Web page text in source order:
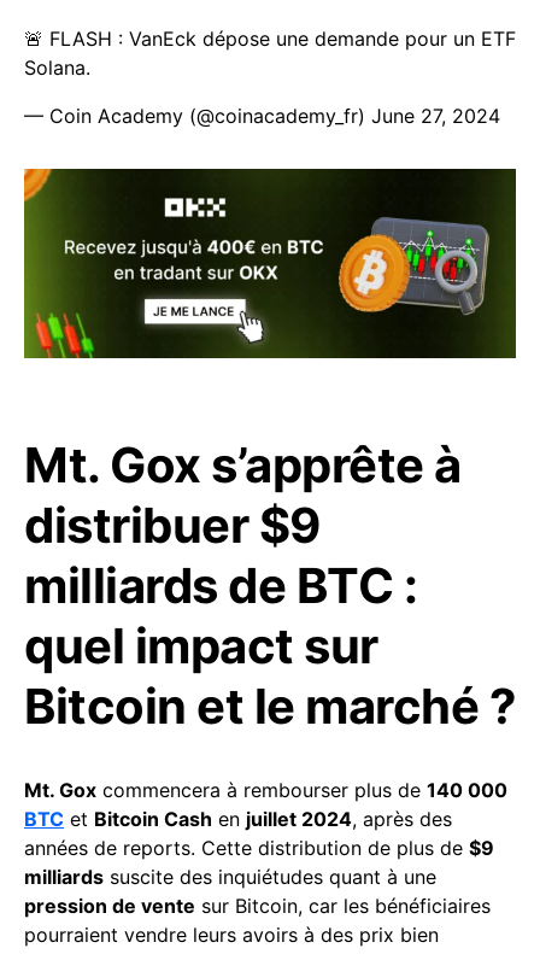
🚨 FLASH : VanEck dépose une demande pour un ETF
Solana.
— Coin Academy (@coinacademy_fr) June 27, 2024
Mt. Gox s’apprête à
distribuer $9
milliards de BTC :
quel impact sur
Bitcoin et le marché ?
Mt. Gox commencera à rembourser plus de 140 000
BTC et Bitcoin Cash en juillet 2024, après des
années de reports. Cette distribution de plus de $9
milliards suscite des inquiétudes quant à une
pression de vente sur Bitcoin, car les bénéficiaires
pourraient vendre leurs avoirs à des prix bien